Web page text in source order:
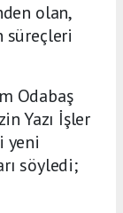
olan,
süreçleri
Odabaş
Yazı İşler
yeni
söyledi;